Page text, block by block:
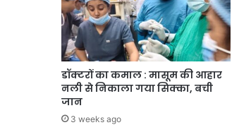
डॉक्टरों का कमाल : मासूम की आहार
नली से निकाला गया सिक्का, बची
जान
3 weeks ago